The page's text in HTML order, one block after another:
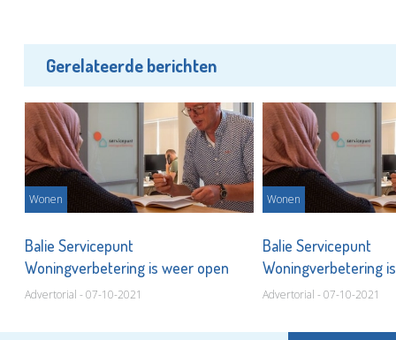
Gerelateerde berichten
Wonen
Balie Servicepunt
Woningverbetering is weer open
Advertorial - 07-10-2021
Wonen
Balie Servicepunt
Woningverbetering
Advertorial - 07-10-2021